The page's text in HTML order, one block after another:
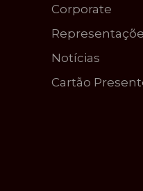
Corporate
Notícias
Cartão